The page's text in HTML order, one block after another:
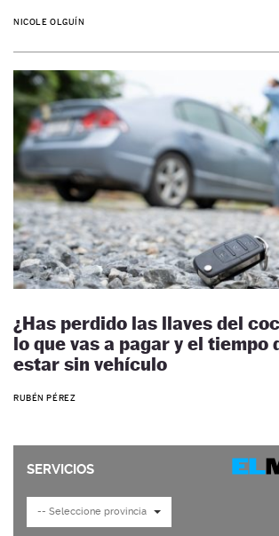
NICOLE OLGUÍN
¿Has perdido las llaves del
lo que vas a pagar y el tiempo
estar sin vehículo
RUBÉN PÉREZ